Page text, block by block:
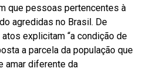
que pessoas pertencentes à
agredidas no Brasil. De
explicitam “a condição de
a parcela da população que
amar diferente da